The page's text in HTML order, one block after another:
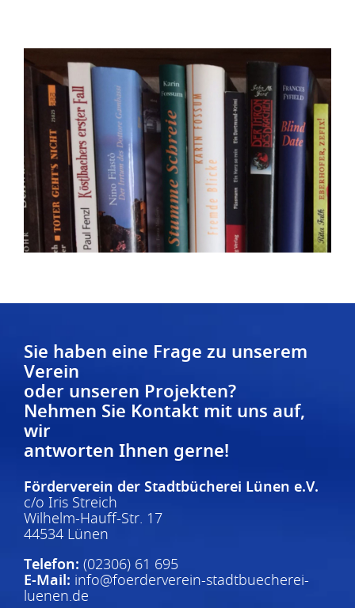
Sie haben eine Frage zu unserem
Verein
oder unseren Projekten?
Nehmen Sie Kontakt mit uns auf,
wir
antworten Ihnen gerne!
Förderverein der Stadtbücherei Lünen e.V.
c/o Iris Streich
Wilhelm-Hauff-Str. 17
44534 Lünen
Telefon: (02306) 61 695
E-Mail: info@foerderverein-stadtbuecherei-
luenen.de